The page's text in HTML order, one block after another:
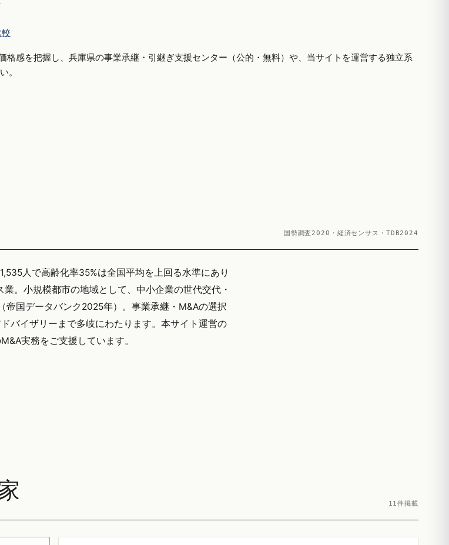
感を把握し、兵庫県の事業承継・引継ぎ支援センター（公的・無料）や、当サイトを運営する独立系
。
国勢調査2020・経済センサス・TDB2024
人で高齢化率35%は全国平均を上回る水準にあり
。小規模都市の地域として、中小企業の世代交代・
国データバンク2025年）。事業承継・M&Aの選択
バイザリーまで多岐にわたります。本サイト運営の
実務をご支援しています。
11件掲載